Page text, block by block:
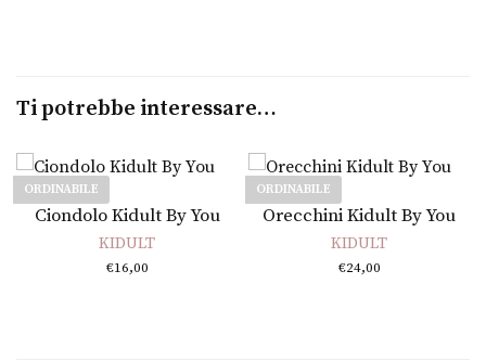
Ti potrebbe interessare…
ORDINABILE
Leggi tutto
Ciondolo Kidult By You
KIDULT
€16,00
ORDINABILE
Leggi tutto
Orecchini Kidult By You
KIDULT
€24,00